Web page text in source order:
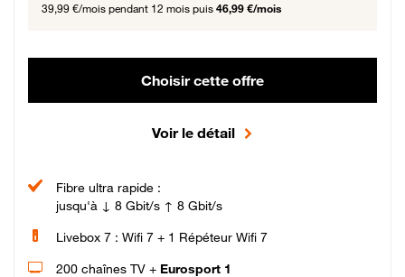
39,99 €/mois pendant 12 mois puis 46,99 €/mois
Choisir cette offre
Voir le détail
Fibre ultra rapide :
jusqu'à ↓ 8 Gbit/s ↑ 8 Gbit/s
Livebox 7 : Wifi 7 + 1 Répéteur Wifi 7
200 chaînes TV + Eurosport 1